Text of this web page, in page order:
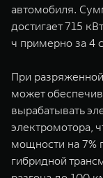
автомобиля.
достигает 715
ч примерно за 4
При
может
вырабатывать
электромотора,
мощности на 7%
гибридной